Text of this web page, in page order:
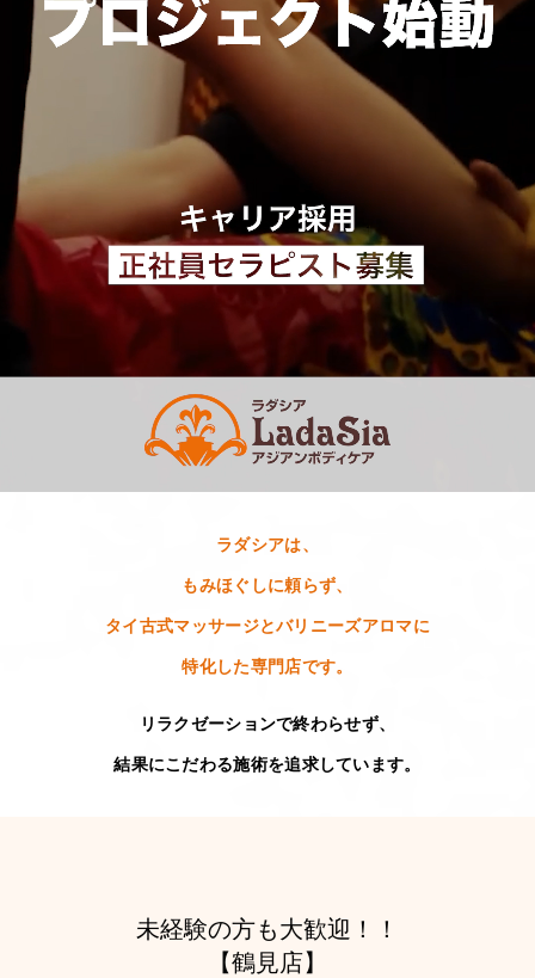
ラダシアは、
もみほぐしに頼らず、
タイ古式マッサージとバリニーズアロマに
特化した専門店です。
リラクゼーションで終わらせず、
結果にこだわる施術を追求しています。
未経験の方も大歓迎！！
【鶴見店】